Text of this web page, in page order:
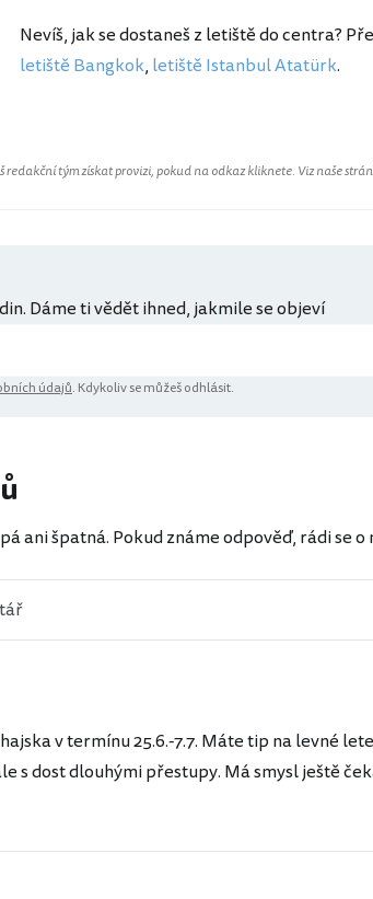
Nevíš, jak se dostaneš z letiště do centra?
letiště Bangkok, letiště Istanbul Atatürk.
tým získat provizi, pokud na odkaz kliknete. Viz naše
Dáme ti vědět ihned, jakmile se objeví
údajů. Kdykoliv se můžeš odhlásit.
ani špatná. Pokud známe odpověď, rádi se o
v termínu 25.6.-7.7. Máte tip na levné
s dost dlouhými přestupy. Má smysl ještě